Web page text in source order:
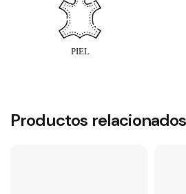
Productos relacionados